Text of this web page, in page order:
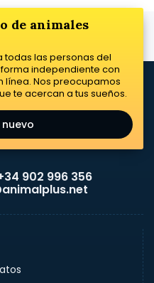
de animales
todas las personas del
independiente con
Nos preocupamos
te acercan a tus sueños.
902 996 356